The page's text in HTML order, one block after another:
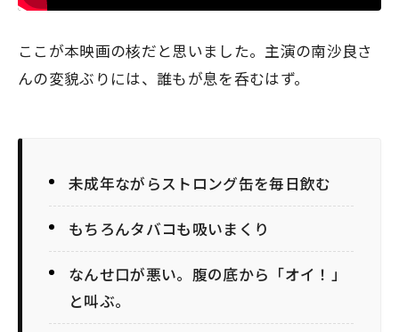
ここが本映画の核だと思いました。主演の南沙良さ
んの変貌ぶりには、誰もが息を呑むはず。
未成年ながらストロング缶を毎日飲む
もちろんタバコも吸いまくり
なんせ口が悪い。腹の底から「オイ！」
と叫ぶ。